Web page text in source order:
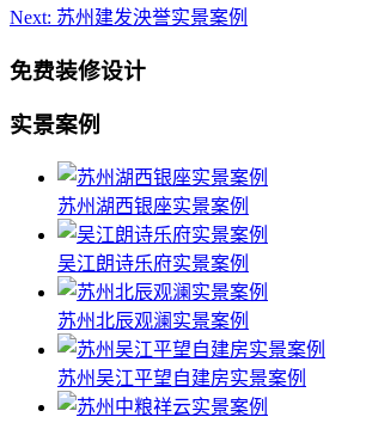
Next: 苏州建发泱誉实景案例
免费装修设计
实景案例
苏州湖西银座实景案例
吴江朗诗乐府实景案例
苏州北辰观澜实景案例
苏州吴江平望自建房实景案例